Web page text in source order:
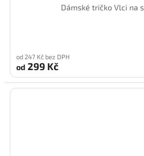
Dámské tričko Vlci na
od 247 Kč bez DPH
od 299 Kč